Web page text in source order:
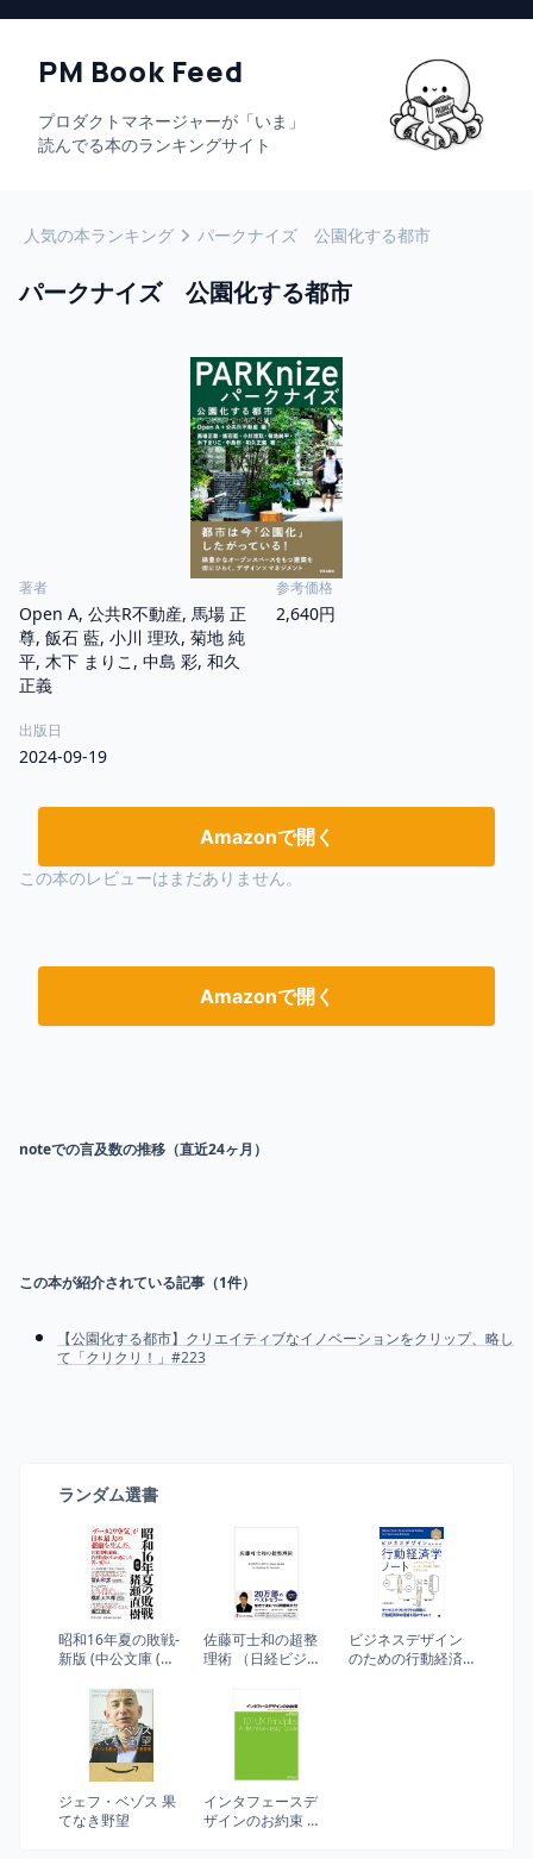
PM Book Feed
プロダクトマネージャーが「いま」
読んでる本のランキングサイト
人気の本ランキング パークナイズ 公園化する都市
パークナイズ 公園化する都市
著者
Open A, 公共R不動産, 馬場 正
尊, 飯石 藍, 小川 理玖, 菊地 純
平, 木下 まりこ, 中島 彩, 和久
正義
参考価格
2,640円
出版日
2024-09-19
Amazonで開く
この本のレビューはまだありません。
Amazonで開く
noteでの言及数の推移（直近24ヶ月）
この本が紹介されている記事（1件）
【公園化する都市】クリエイティブなイノベーションをクリップ、略し
て「クリクリ！」#223
ランダム選書
昭和16年夏の敗戦-
新版 (中公文庫 (い
佐藤可士和の超整
理術 （日経ビジネ
ビジネスデザイン
のための行動経済
ジェフ・ベゾス 果
てなき野望
インタフェースデ
ザインのお約束 ―